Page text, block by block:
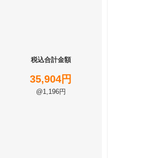
税込合計金額
35,904円
@1,196円